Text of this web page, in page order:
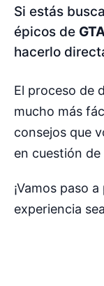
Si estás
épicos de
hacerlo
El proceso de
mucho más
consejos que
en cuestión
¡Vamos paso
experiencia